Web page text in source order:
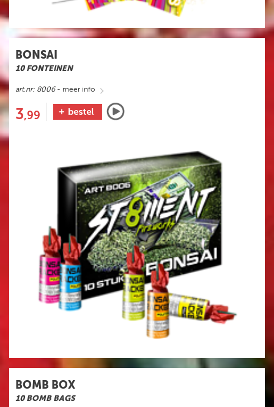
BONSAI
10 FONTEINEN
art.nr: 8006- meer info
3,99
BOMB BOX
10 BOMB BAGS